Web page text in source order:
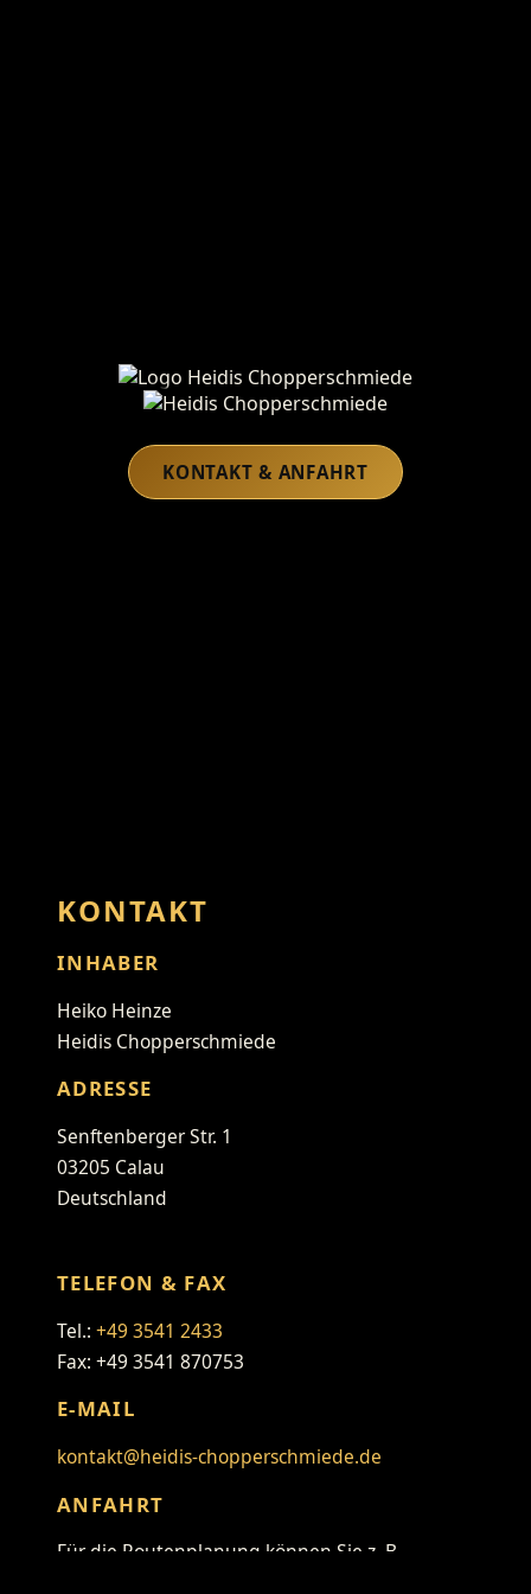
Heidis Chopperschmiede
KONTAKT & ANFAHRT
KONTAKT
INHABER
Heiko Heinze
Heidis Chopperschmiede
ADRESSE
Senftenberger Str. 1
03205 Calau
Deutschland
TELEFON & FAX
Tel.: +49 3541 2433
Fax: +49 3541 870753
E-MAIL
kontakt@heidis-chopperschmiede.de
ANFAHRT
Für die Routenplanung können Sie z. B.